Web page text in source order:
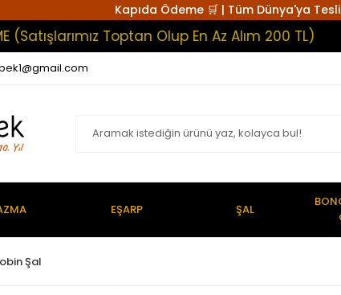
Kapıda Ödeme 🛒 | Tüm Dünya'ya
Toptan Olup En Az Alım 200 TL)
EŞARP ŞAL
Şal